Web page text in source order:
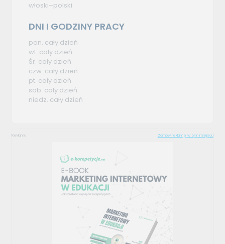
włoski–polski
DNI I GODZINY PRACY
pon. cały dzień
wt. cały dzień
Śr. cały dzień
czw. cały dzień
pt. cały dzień
sob. cały dzień
niedz. cały dzień
Reklama Zamów reklamę w tym miejscu